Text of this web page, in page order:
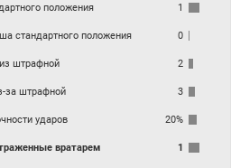
положения 1
стандартного положения 0
из штрафной 2
за штрафной 3
ударов 20%
вратарем 1